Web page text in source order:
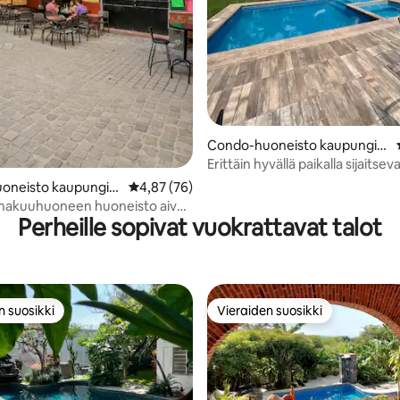
kaupungiss
Keskimääräinen arvio 4,87/5, 76 arvostelua
4,87 (76)
huoneisto aivan
sydämessä
Condo-huoneisto kaupungiss
a Cuernavaca
Erittäin hyvällä paikalla sijaitseva
Perheille sopivat vuokrattavat talot
suosikki
suosikki Vieraiden suosikki
Vieraiden suosikki